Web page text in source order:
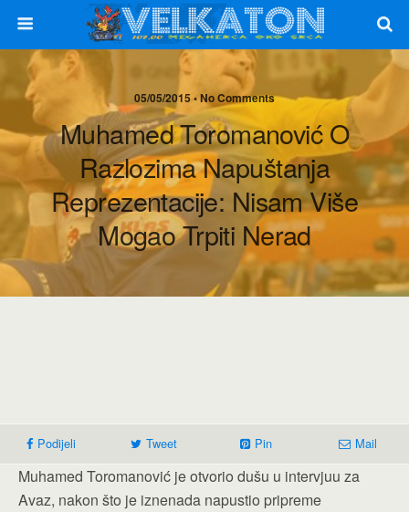
05/05/2015 • No Comments
Muhamed Toromanović O
Razlozima Napuštanja
Reprezentacije: Nisam Više
Mogao Trpiti Nerad
Podijeli Tweet Pin Mail
Muhamed Toromanović je otvorio dušu u intervjuu za
Avaz, nakon što je iznenada napustio pripreme